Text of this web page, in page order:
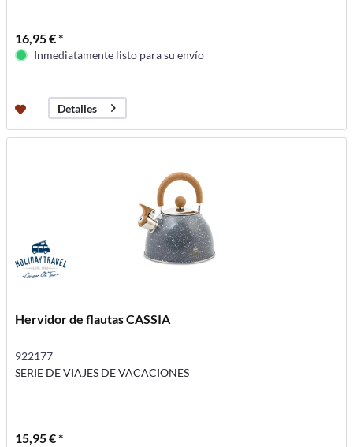
16,95 € *
Inmediatamente listo para su envío
Detalles
Hervidor de flautas CASSIA
922177
SERIE DE VIAJES DE VACACIONES
15,95 € *